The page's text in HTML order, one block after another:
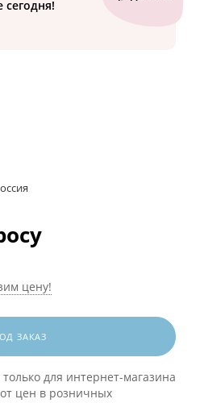
сегодня!
цену!
ЗАКАЗ
для интернет-магазина
цен в розничных